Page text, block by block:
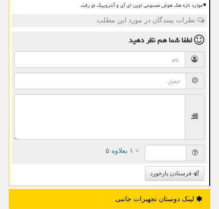
موارد تازه هک هوش مصنوعی اوپن ای آی و آنتروپیک لو رفت
نظرات بینندگان در مورد این مطلب
لطفا شما همنظر دهید
= ۱ بعلاوه ۵
فرستادن بازخورد
لینک دوستان تجهیزات جانبی